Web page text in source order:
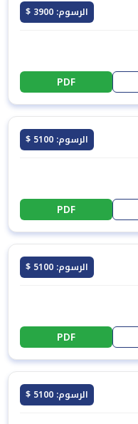
الرسوم: 3900 $
PDF
الرسوم: 5100 $
PDF
الرسوم: 5100 $
PDF
الرسوم: 5100 $